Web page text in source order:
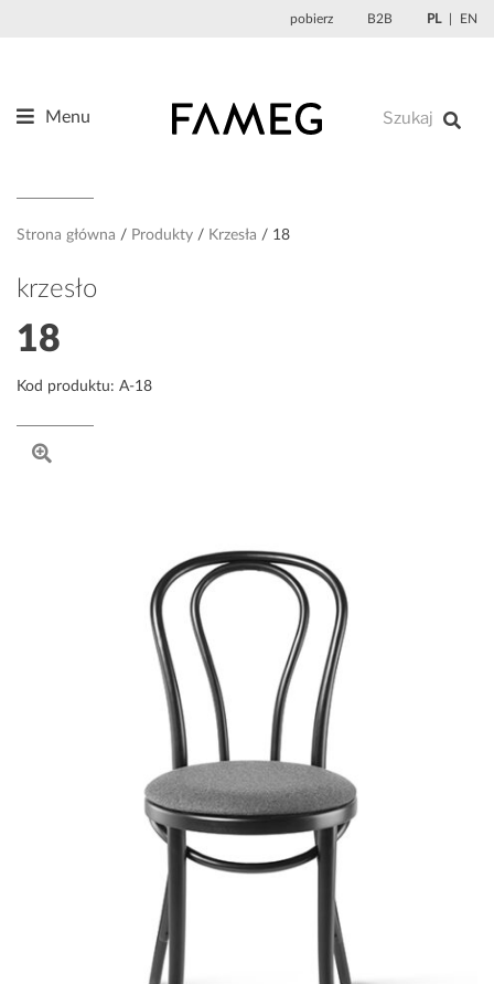
pobierz B2B PL EN
Menu
O nas
Projektanci
Referencje
Kontakt
Sklep
Strona główna Produkty Krzesła 18
krzesło
18
Kod produktu: A-18